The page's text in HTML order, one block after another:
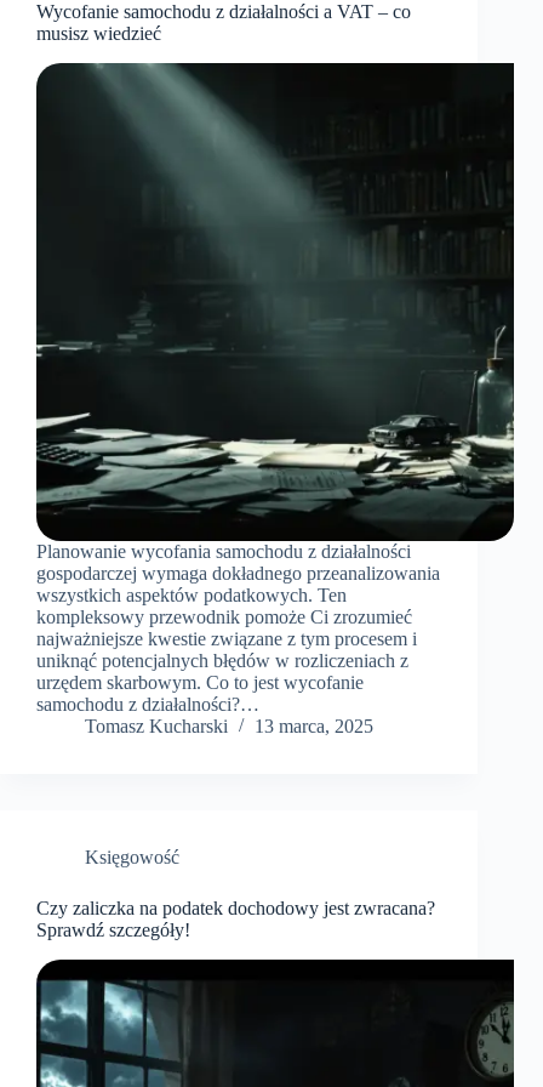
Wycofanie samochodu z działalności a VAT – co
musisz wiedzieć
Planowanie wycofania samochodu z działalności
gospodarczej wymaga dokładnego przeanalizowania
wszystkich aspektów podatkowych. Ten
kompleksowy przewodnik pomoże Ci zrozumieć
najważniejsze kwestie związane z tym procesem i
uniknąć potencjalnych błędów w rozliczeniach z
urzędem skarbowym. Co to jest wycofanie
samochodu z działalności?…
Tomasz Kucharski
13 marca, 2025
Księgowość
Czy zaliczka na podatek dochodowy jest zwracana?
Sprawdź szczegóły!